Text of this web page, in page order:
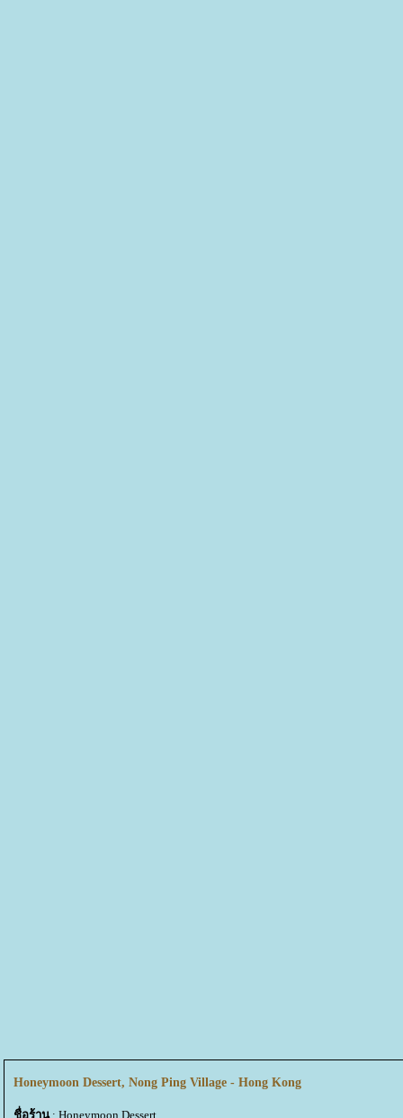
Honeymoon Dessert, Nong Ping Village - Hong Kong
ชื่อร้าน: Honeymoon Dessert